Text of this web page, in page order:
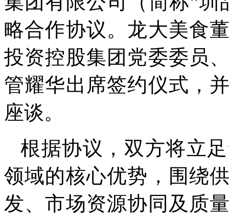
略合作协议。龙大美食
投资控股集团党委委员
管耀华出席签约仪式，
座谈。
根据协议，双方将立
领域的核心优势，围绕
发、市场资源协同及质